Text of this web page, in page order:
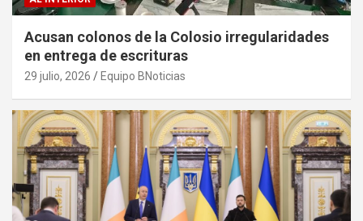
Acusan colonos de la Colosio irregularidades
en entrega de escrituras
29 julio, 2026 Equipo BNoticias